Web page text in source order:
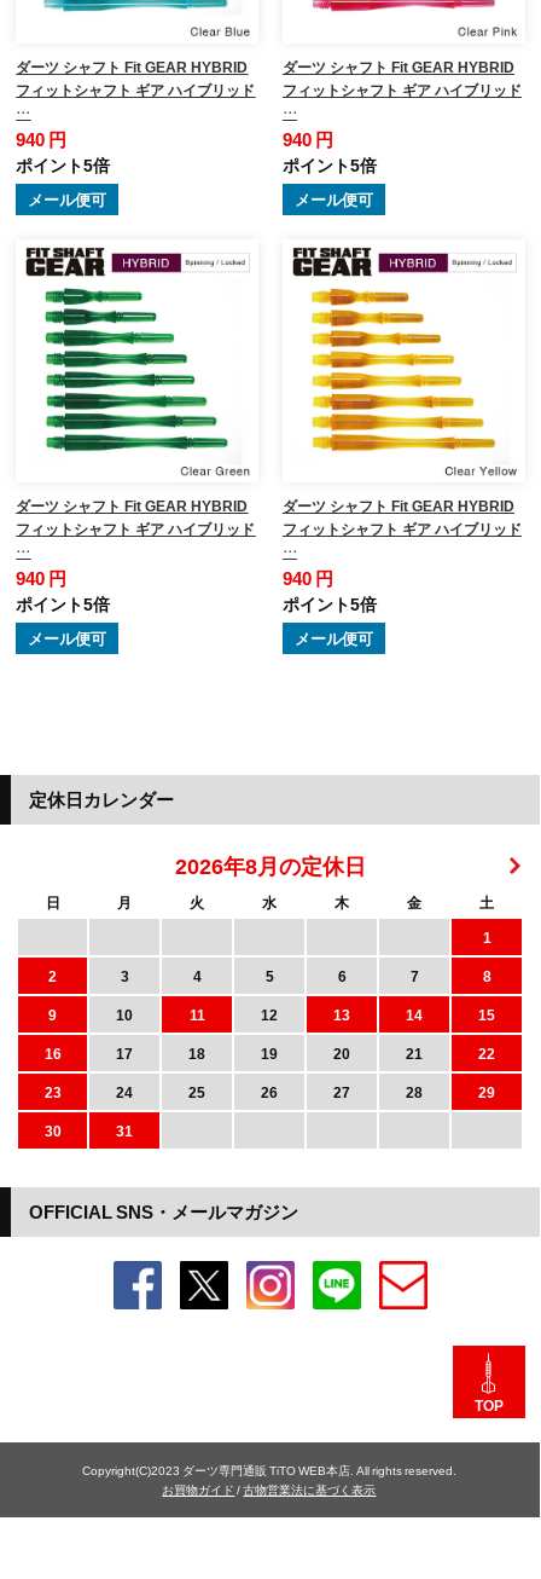
ダーツ シャフト Fit GEAR HYBRID
フィットシャフト ギア ハイブリッド
…
940 円
ポイント5倍
メール便可
ダーツ シャフト Fit GEAR HYBRID
フィットシャフト ギア ハイブリッド
…
940 円
ポイント5倍
メール便可
ダーツ シャフト Fit GEAR HYBRID
フィットシャフト ギア ハイブリッド
…
940 円
ポイント5倍
メール便可
ダーツ シャフト Fit GEAR HYBRID
フィットシャフト ギア ハイブリッド
…
940 円
ポイント5倍
メール便可
OFFICIAL SNS・メールマガジン
定休日カレンダー
2026年8月の定休日
日 月 火 水 木 金
土
1
2
3 4 5 6 7
8
9
10 11 12 13 14
15
16
17 18 19 20 21
22
23
24 25 26 27 28
29
30
31
TOP
Copyright(C)2023 ダーツ専門通販 TiTO WEB本店. All rights reserved.
お買物ガイド /古物営業法に基づく表示